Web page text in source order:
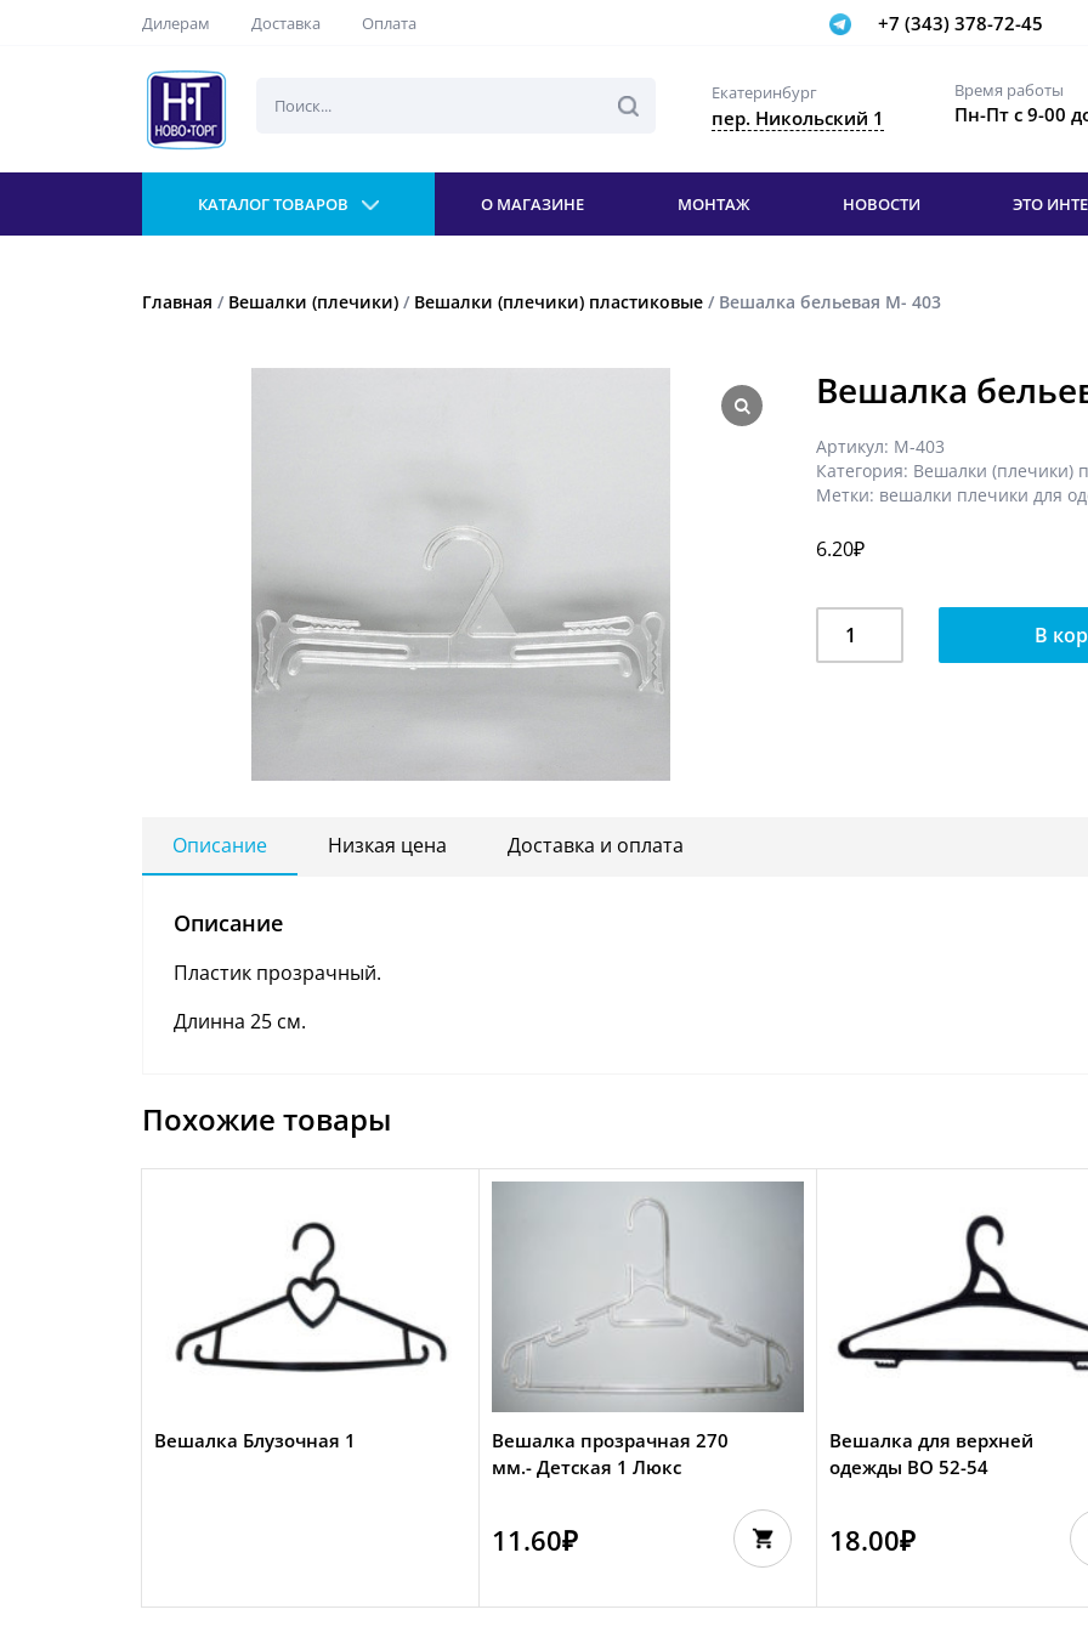
Дилерам Доставка Оплата +7 (343) 378-72-45
Екатеринбург
пер. Никольский 1
Время работы
Пн-Пт с 9-00
КАТАЛОГ ТОВАРОВ О МАГАЗИНЕ МОНТАЖ НОВОСТИ ЭТО
Главная / Вешалки (плечики) / Вешалки (плечики) пластиковые / Вешалка бельевая М- 403
Вешалка
Артикул: М-403
Категория: Вешалки (плечики)
Метки: вешалки плечики для
6.20₽
Вешалка
В
Описание Низкая цена Доставка и оплата
Описание
Пластик прозрачный.
Длинна 25 см.
Похожие товары
Вешалка Блузочная 1
Вешалка прозрачная 270
мм.- Детская 1 Люкс
11.60₽
Вешалка для верхней
одежды ВО 52-54
18.00₽